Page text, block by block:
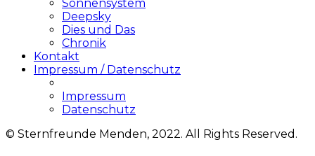
Sonnensystem
Deepsky
Dies und Das
Chronik
Kontakt
Impressum / Datenschutz
Impressum
Datenschutz
© Sternfreunde Menden, 2022. All Rights Reserved.